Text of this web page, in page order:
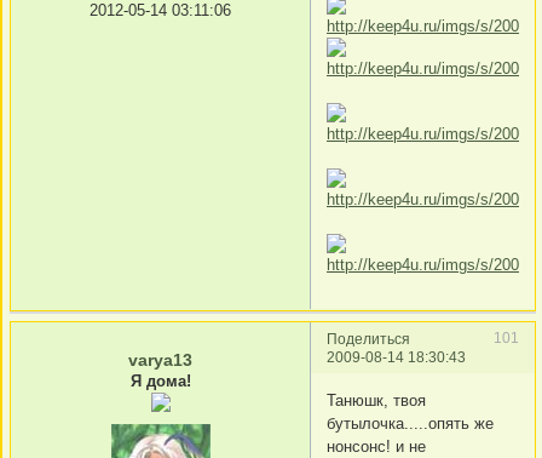
2012-05-14 03:11:06
Поделиться
101
2009-08-14 18:30:43
varya13
Я дома!
Танюшк, твоя
бутылочка.....опять же
нонсонс! и не